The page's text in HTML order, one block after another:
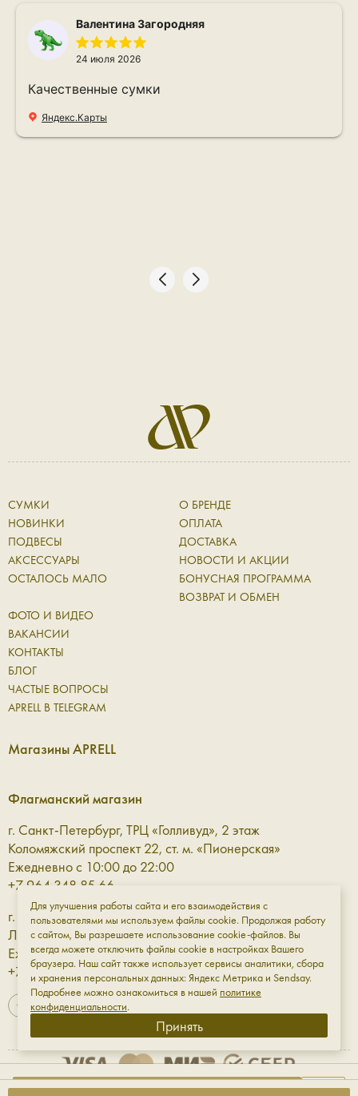
Валентина Загородняя
24 июля 2026
Качественные сумки
Яндекс.Карты
СУМКИ
НОВИНКИ
ПОДВЕСЫ
АКСЕССУАРЫ
ОСТАЛОСЬ МАЛО
О БРЕНДЕ
ОПЛАТА
ДОСТАВКА
НОВОСТИ И АКЦИИ
БОНУСНАЯ ПРОГРАММА
ВОЗВРАТ И ОБМЕН
ФОТО И ВИДЕО
ВАКАНСИИ
КОНТАКТЫ
БЛОГ
ЧАСТЫЕ ВОПРОСЫ
APRELL В TELEGRAM
Магазины APRELL
Флагманский магазин
г. Санкт-Петербург, ТРЦ «Голливуд», 2 этаж
Коломяжский проспект 22, ст. м. «Пионерская»
Ежедневно с 10:00 до 22:00
+7 964 348 85 66
г. Санкт-Петербург, ТРЦ «Галерея» 3 этаж
Лиговский проспект, 30а, ст. м. «Площадь Восстания»
Ежедневно с 10:00 до 23:00
+7 961 811-18-98
Для улучшения работы сайта и его взаимодействия с
пользователями мы используем файлы cookie. Продолжая работу
с сайтом, Вы разрешаете использование cookie-файлов. Вы
всегда можете отключить файлы cookie в настройках Вашего
браузера. Наш сайт также использует сервисы аналитики, сбора
и хранения персональных данных: Яндекс Метрика и Sendsay.
Подробнее можно ознакомиться в нашей политике
конфиденциальности.
Принять